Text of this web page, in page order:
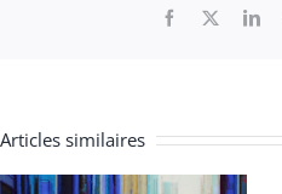
Facebook
Articles similaires